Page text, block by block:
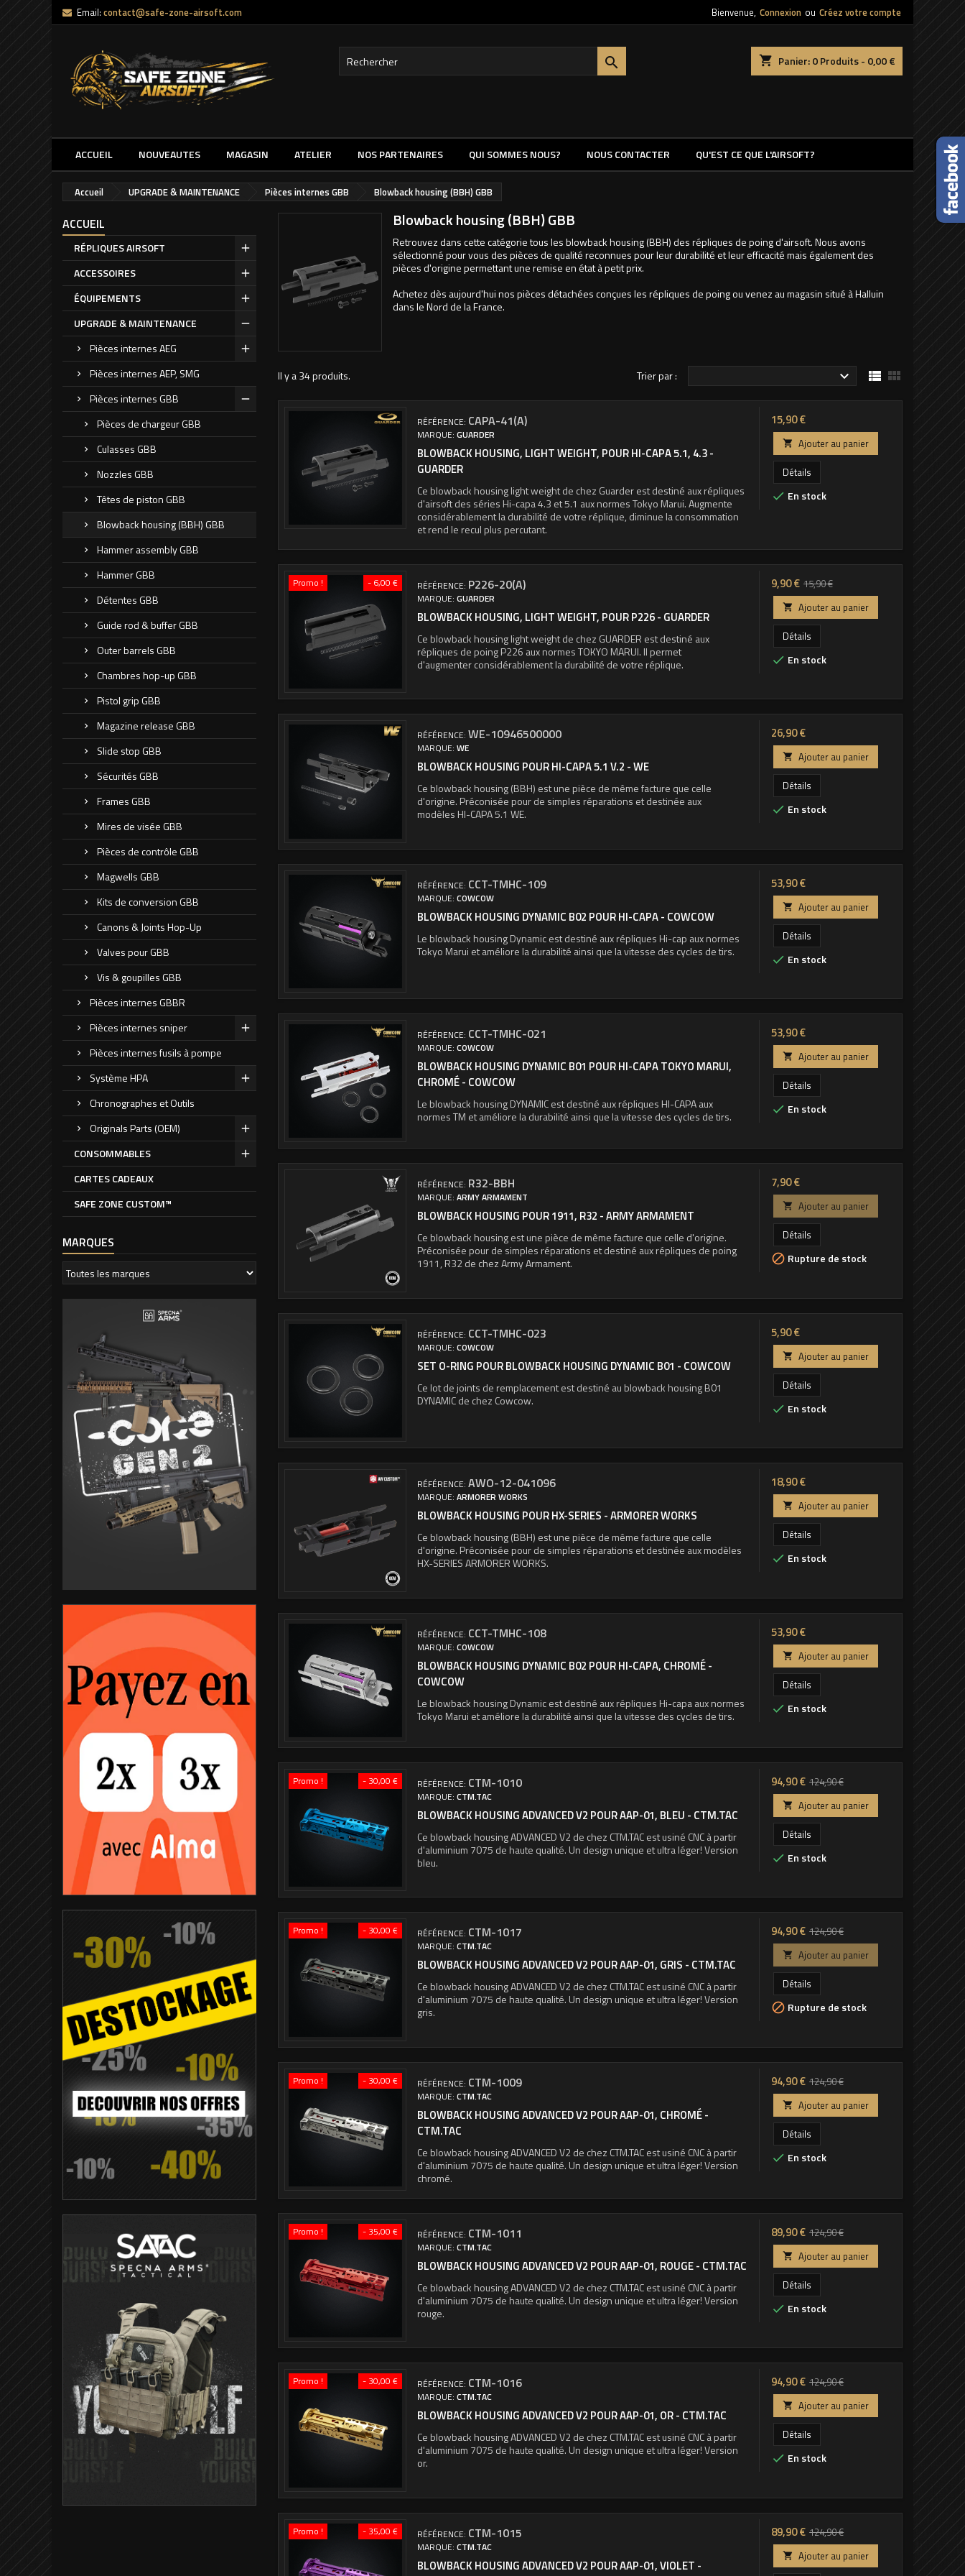
Email: contact@safe-zone-airsoft.com Bienvenue, Connexion ou Créez votre compte
shopping_cart Panier:0Produits - 0,00 €

ACCUEIL NOUVEAUTES MAGASIN ATELIER NOS PARTENAIRES QUI SOMMES NOUS? NOUS CONTACTER QU'EST CE QUE L'AIRSOFT?
Accueil UPGRADE & MAINTENANCE Pièces internes GBB Blowback housing (BBH) GBB
ACCUEIL
RÉPLIQUES AIRSOFT
ACCESSOIRES
ÉQUIPEMENTS
UPGRADE & MAINTENANCE
Pièces internes AEG
Pièces internes AEP, SMG
Pièces internes GBB
Pièces de chargeur GBB
Culasses GBB
Nozzles GBB
Têtes de piston GBB
Blowback housing (BBH) GBB
Hammer assembly GBB
Hammer GBB
Détentes GBB
Guide rod & buffer GBB
Outer barrels GBB
Chambres hop-up GBB
Pistol grip GBB
Magazine release GBB
Slide stop GBB
Sécurités GBB
Frames GBB
Mires de visée GBB
Pièces de contrôle GBB
Magwells GBB
Kits de conversion GBB
Canons & Joints Hop-Up
Valves pour GBB
Vis & goupilles GBB
Pièces internes GBBR
Pièces internes sniper
Pièces internes fusils à pompe
Système HPA
Chronographes et Outils
Originals Parts (OEM)
CONSOMMABLES
CARTES CADEAUX
SAFE ZONE CUSTOM™
MARQUES
Blowback housing (BBH) GBB
Retrouvez dans cette catégorie tous les blowback housing (BBH) des répliques de poing d'airsoft. Nous avons
sélectionné pour vous des pièces de qualité reconnues pour leur durabilité et leur efficacité mais également des
pièces d'origine permettant une remise en état à petit prix.
Achetez dès aujourd'hui nos pièces détachées conçues les répliques de poing ou venez au magasin situé à Halluin
dans le Nord de la France.
Il y a 34 produits. Trier par :   
RÉFÉRENCE: CAPA-41(A)
MARQUE:GUARDER
BLOWBACK HOUSING, LIGHT WEIGHT, POUR HI-CAPA 5.1, 4.3 -
GUARDER
Ce blowback housing light weight de chez Guarder est destiné aux répliques
d'airsoft des séries Hi-capa 4.3 et 5.1 aux normes Tokyo Marui. Augmente
considérablement la durabilité de votre réplique, diminue la consommation
et rend le recul plus percutant.
Prix
15,90 €

Ajouter au panier
Détails
 En stock
- 6,00 €
Promo ! RÉFÉRENCE: P226-20(A)
MARQUE:GUARDER
BLOWBACK HOUSING, LIGHT WEIGHT, POUR P226 - GUARDER
Ce blowback housing light weight de chez GUARDER est destiné aux
répliques de poing P226 aux normes TOKYO MARUI. Il permet
d'augmenter considérablement la durabilité de votre réplique.
Prix
9,90 € Prix
de
base
15,90 €

Ajouter au panier
Détails
 En stock
RÉFÉRENCE:WE-10946500000
MARQUE:WE
BLOWBACK HOUSING POUR HI-CAPA 5.1 V.2 - WE
Ce blowback housing (BBH) est une pièce de même facture que celle
d'origine. Préconisée pour de simples réparations et destinée aux
modèles HI-CAPA 5.1 WE.
Prix
26,90 €

Ajouter au panier
Détails
 En stock
RÉFÉRENCE: CCT-TMHC-109
MARQUE:COWCOW
BLOWBACK HOUSING DYNAMIC B02 POUR HI-CAPA - COWCOW
Le blowback housing Dynamic est destiné aux répliques Hi-cap aux normes
Tokyo Marui et améliore la durabilité ainsi que la vitesse des cycles de tirs.
Prix
53,90 €

Ajouter au panier
Détails
 En stock
RÉFÉRENCE: CCT-TMHC-021
MARQUE:COWCOW
BLOWBACK HOUSING DYNAMIC B01 POUR HI-CAPA TOKYO MARUI,
CHROMÉ - COWCOW
Le blowback housing DYNAMIC est destiné aux répliques HI-CAPA aux
normes TM et améliore la durabilité ainsi que la vitesse des cycles de tirs.
Prix
53,90 €

Ajouter au panier
Détails
 En stock
RÉFÉRENCE: R32-BBH
MARQUE:ARMY ARMAMENT
BLOWBACK HOUSING POUR 1911, R32 - ARMY ARMAMENT
Ce blowback housing est une pièce de même facture que celle d'origine.
Préconisée pour de simples réparations et destiné aux répliques de poing
1911, R32 de chez Army Armament.
Prix
7,90 €

Ajouter au panier
Détails
 Rupture de stock
RÉFÉRENCE: CCT-TMHC-023
MARQUE:COWCOW
SET O-RING POUR BLOWBACK HOUSING DYNAMIC B01 - COWCOW
Ce lot de joints de remplacement est destiné au blowback housing B01
DYNAMIC de chez Cowcow.
Prix
5,90 €

Ajouter au panier
Détails
 En stock
RÉFÉRENCE:AWO-12-041096
MARQUE:ARMORER WORKS
BLOWBACK HOUSING POUR HX-SERIES - ARMORER WORKS
Ce blowback housing (BBH) est une pièce de même facture que celle
d'origine. Préconisée pour de simples réparations et destinée aux modèles
HX-SERIES ARMORER WORKS.
Prix
18,90 €

Ajouter au panier
Détails
 En stock
RÉFÉRENCE: CCT-TMHC-108
MARQUE:COWCOW
BLOWBACK HOUSING DYNAMIC B02 POUR HI-CAPA, CHROMÉ -
COWCOW
Le blowback housing Dynamic est destiné aux répliques Hi-capa aux normes
Tokyo Marui et améliore la durabilité ainsi que la vitesse des cycles de tirs.
Prix
53,90 €

Ajouter au panier
Détails
 En stock
- 30,00 €
Promo ! RÉFÉRENCE: CTM-1010
MARQUE:CTM.TAC
BLOWBACK HOUSING ADVANCED V2 POUR AAP-01, BLEU - CTM.TAC
Ce blowback housing ADVANCED V2 de chez CTM.TAC est usiné CNC à partir
d'aluminium 7075 de haute qualité. Un design unique et ultra léger! Version
bleu.
Prix
94,90 € Prix
de
base
124,90 €

Ajouter au panier
Détails
 En stock
- 30,00 €
Promo ! RÉFÉRENCE: CTM-1017
MARQUE:CTM.TAC
BLOWBACK HOUSING ADVANCED V2 POUR AAP-01, GRIS - CTM.TAC
Ce blowback housing ADVANCED V2 de chez CTM.TAC est usiné CNC à partir
d'aluminium 7075 de haute qualité. Un design unique et ultra léger! Version
gris.
Prix
94,90 € Prix
de
base
124,90 €

Ajouter au panier
Détails
 Rupture de stock
- 30,00 €
Promo ! RÉFÉRENCE: CTM-1009
MARQUE:CTM.TAC
BLOWBACK HOUSING ADVANCED V2 POUR AAP-01, CHROMÉ -
CTM.TAC
Ce blowback housing ADVANCED V2 de chez CTM.TAC est usiné CNC à partir
d'aluminium 7075 de haute qualité. Un design unique et ultra léger! Version
chromé.
Prix
94,90 € Prix
de
base
124,90 €

Ajouter au panier
Détails
 En stock
- 35,00 €
Promo ! RÉFÉRENCE: CTM-1011
MARQUE:CTM.TAC
BLOWBACK HOUSING ADVANCED V2 POUR AAP-01, ROUGE - CTM.TAC
Ce blowback housing ADVANCED V2 de chez CTM.TAC est usiné CNC à partir
d'aluminium 7075 de haute qualité. Un design unique et ultra léger! Version
rouge.
Prix
89,90 € Prix
de
base
124,90 €

Ajouter au panier
Détails
 En stock
- 30,00 €
Promo ! RÉFÉRENCE: CTM-1016
MARQUE:CTM.TAC
BLOWBACK HOUSING ADVANCED V2 POUR AAP-01, OR - CTM.TAC
Ce blowback housing ADVANCED V2 de chez CTM.TAC est usiné CNC à partir
d'aluminium 7075 de haute qualité. Un design unique et ultra léger! Version
or.
Prix
94,90 € Prix
de
base
124,90 €

Ajouter au panier
Détails
 En stock
- 35,00 €
Promo ! RÉFÉRENCE: CTM-1015
MARQUE:CTM.TAC
BLOWBACK HOUSING ADVANCED V2 POUR AAP-01, VIOLET -
Prix
89,90 € Prix
de
base
124,90 €
 Ajouter au panier